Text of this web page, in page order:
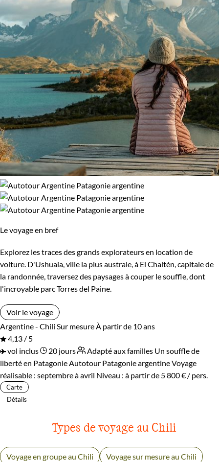
Le voyage en bref
Explorez les traces des grands explorateurs en location de
voiture. D'Ushuaia, ville la plus australe, à El Chaltén, capitale de
la randonnée, traversez des paysages à couper le souffle, dont
l'incroyable parc Torres del Paine.
Voir le voyage
Argentine - Chili Sur mesure À partir de 10 ans
4,13 / 5
vol inclus
20 jours Adapté aux familles Un souffle de
liberté en Patagonie Autotour Patagonie argentineVoyage
réalisable : septembre à avril Niveau : à partir de 5 800 € / pers.
Carte
Détails
Types de voyage au Chili
Voyage en groupe au Chili Voyage sur mesure au Chili